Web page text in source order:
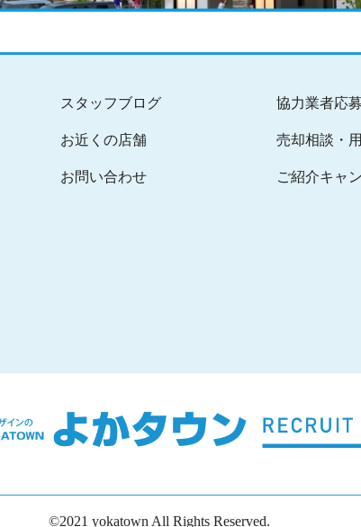
スタッフブログ
お近くの店舗
お問い合わせ
協力業者応募
売却相談・
ご紹介キャ
©2021 yokatown All Rights Reserved.